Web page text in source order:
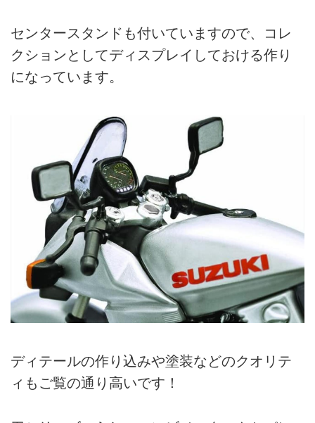
センタースタンドも付いていますので、コレ
クションとしてディスプレイしておける作り
になっています。
ディテールの作り込みや塗装などのクオリテ
ィもご覧の通り高いです！